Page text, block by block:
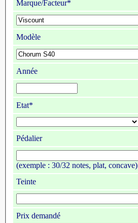
Marque/Facteur*
Modèle
Année
Etat*
Pédalier
(exemple : 30/32 notes, plat, concave)
Teinte
Prix demandé